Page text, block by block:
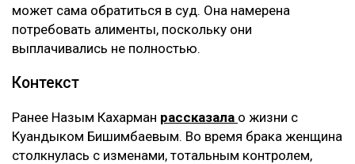
может сама обратиться в суд. Она намерена
потребовать алименты, поскольку они
выплачивались не полностью.
Контекст
Ранее Назым Кахарман рассказала о жизни с
Куандыком Бишимбаевым. Во время брака женщина
столкнулась с изменами, тотальным контролем,